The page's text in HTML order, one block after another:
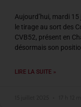
Aujourd’hui, mardi
le tirage au sort des
CVB52, présent en
désormais son
LIRE LA SUITE »